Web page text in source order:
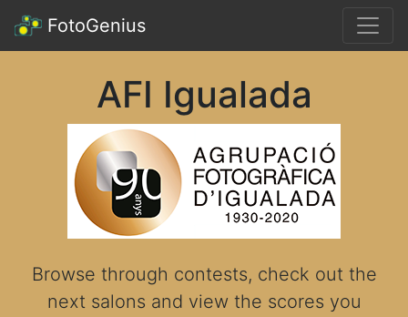
FotoGenius
AFI Igualada
Browse through contests, check out the
next salons and view the scores you